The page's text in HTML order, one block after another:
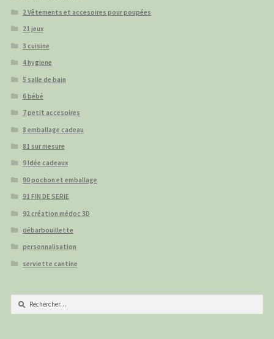
2 Vêtements et accesoires pour poupées
21 jeux
3 cuisine
4 hygiene
5 salle de bain
6 bébé
7 petit accesoires
8 emballage cadeau
81 sur mesure
9 Idée cadeaux
90 pochon et emballage
91 FIN DE SERIE
92 création médoc 3D
débarbouillette
personnalisation
serviette cantine
Rechercher :